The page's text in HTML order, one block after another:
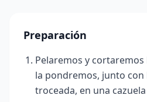
Preparación
Pelaremos y
la pondremos, junto
troceada, en una